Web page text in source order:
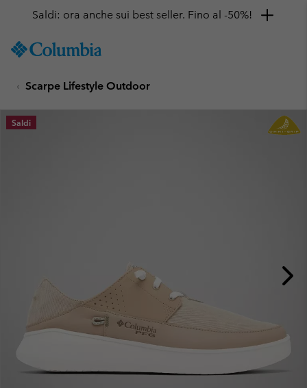
TO
SKIP
MAIN
NAV
Saldi: ora anche sui best seller. Fino al -50%!
Scarpe Lifestyle Outdoor
Saldi